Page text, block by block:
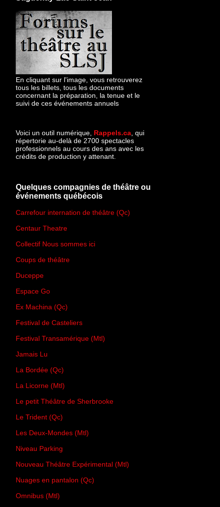
En cliquant sur l'image, vous retrouverez
tous les billets, tous les documents
concernant la préparation, la tenue et le
suivi de ces événements annuels
Voici un outil numérique, Rappels.ca , qui
répertorie au-delà de 2700 spectacles
professionnels au cours des ans avec les
crédits de production y attenant.
Quelques compagnies de théâtre ou
événements québécois
Carrefour internation de théâtre (Qc)
Centaur Theatre
Collectif Nous sommes ici
Coups de théâtre
Duceppe
Espace Go
Ex Machina (Qc)
Festival de Casteliers
Festival Transamérique (Mtl)
Jamais Lu
La Bordée (Qc)
La Licorne (Mtl)
Le petit Théâtre de Sherbrooke
Le Trident (Qc)
Les Deux-Mondes (Mtl)
Niveau Parking
Nouveau Théâtre Expérimental (Mtl)
Nuages en pantalon (Qc)
Omnibus (Mtl)